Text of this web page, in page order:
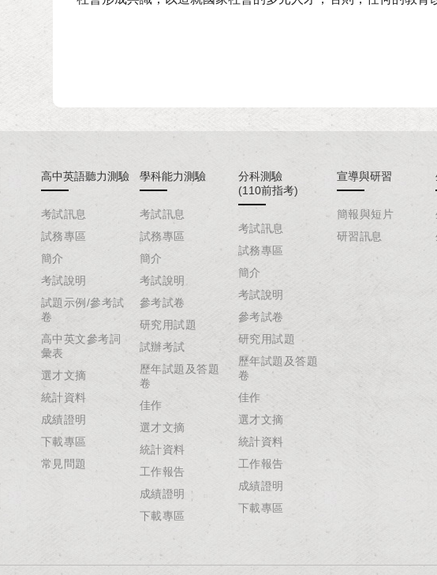
高中英語聽力測驗
考試訊息
試務專區
簡介
考試說明
試題示例/參考試
卷
高中英文參考詞
彙表
選才文摘
統計資料
成績證明
下載專區
常見問題
學科能力測驗
考試訊息
試務專區
簡介
考試說明
參考試卷
研究用試題
試辦考試
歷年試題及答題
卷
佳作
選才文摘
統計資料
工作報告
成績證明
下載專區
分科測驗
(110前指考)
考試訊息
試務專區
簡介
考試說明
參考試卷
研究用試題
歷年試題及答題
卷
佳作
選才文摘
統計資料
工作報告
成績證明
下載專區
宣導與研習
簡報與短片
研習訊息